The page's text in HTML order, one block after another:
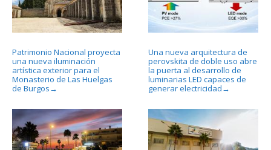
Patrimonio Nacional proyecta
una nueva iluminación
artística exterior para el
Monasterio de Las Huelgas
de Burgos →
Una nueva arquitectura de
perovskita de doble uso abre
la puerta al desarrollo de
luminarias LED capaces de
generar electricidad →